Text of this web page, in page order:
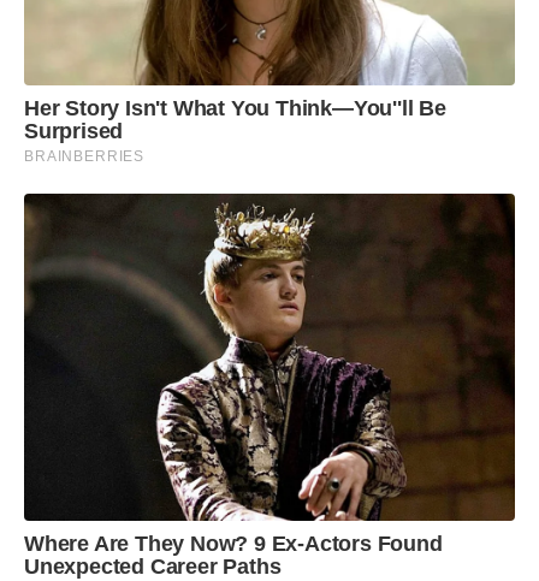
Her Story Isn't What You Think—You''ll Be
Surprised
BRAINBERRIES
Where Are They Now? 9 Ex-Actors Found
Unexpected Career Paths